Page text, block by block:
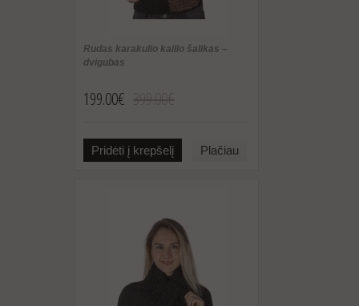
Rudas karakulio kailio šalikas –
dvigubas
199.00€
Pridėti į krepšelį Plačiau